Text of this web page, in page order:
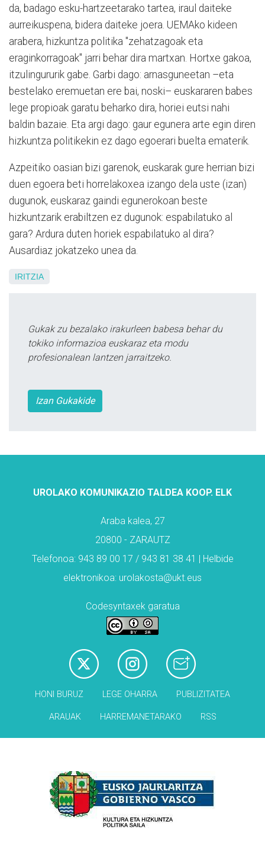
da, badago esku-hartzeetarako tartea, iraul daiteke
aurreikuspena, bidera daiteke joera. UEMAko kideen
arabera, hizkuntza politika "zehatzagoak eta
eraginkorragoak" jarri behar dira martxan. Hortxe gakoa,
itzulingururik gabe. Garbi dago: arnasguneetan –eta
bestelako eremuetan ere bai, noski– euskararen babes
lege propioak garatu beharko dira, horiei eutsi nahi
baldin bazaie. Eta argi dago: gaur egunera arte egin diren
hizkuntza politikekin ez dago egoerari buelta ematerik.
Azpeitiko oasian bizi garenok, euskarak gure herrian bizi
duen egoera beti horrelakoxea izango dela uste (izan)
dugunok, euskaraz gaindi egunerokoan beste
hizkuntzarik erabiltzen ez dugunok: espabilatuko al
gara? Ardura duten horiek espabilatuko al dira?
Ausardiaz jokatzeko unea da.
IRITZIA
Gukak zu bezalako irakurleen babesa behar du
tokiko informazioa euskaraz eta modu
profesionalean lantzen jarraitzeko.
Izan Gukakide
UROLAKO KOMUNIKAZIO TALDEA KOOP. ELK
Araba kalea, 27
20800 - ZARAUTZ
Telefonoa: 943 89 00 17 / 943 81 38 41 | Helbide
elektronikoa: urolakosta@ukt.eus
Codesyntaxek garatua
HONI BURUZ LEGE OHARRA PUBLIZITATEA
ARAUAK HARREMANETARAKO RSS